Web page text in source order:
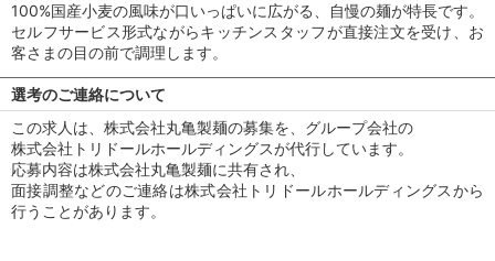
100%国産小麦の風味が口いっぱいに広がる、自慢の麺が特長です。
セルフサービス形式ながらキッチンスタッフが直接注文を受け、お
客さまの目の前で調理します。
選考のご連絡について
この求人は、株式会社丸亀製麺の募集を、グループ会社の
株式会社トリドールホールディングスが代行しています。
応募内容は株式会社丸亀製麺に共有され、
面接調整などのご連絡は株式会社トリドールホールディングスから
行うことがあります。